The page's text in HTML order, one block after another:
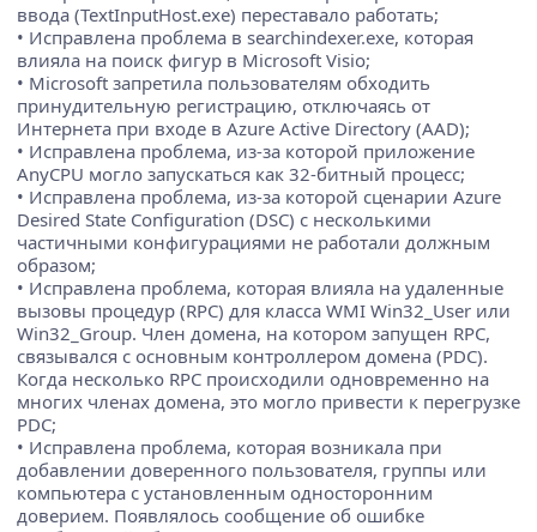
ввода (TextInputHost.exe) переставало работать;
• Исправлена проблема в searchindexer.exe, которая
влияла на поиск фигур в Microsoft Visio;
• Microsoft запретила пользователям обходить
принудительную регистрацию, отключаясь от
Интернета при входе в Azure Active Directory (AAD);
• Исправлена проблема, из-за которой приложение
AnyCPU могло запускаться как 32-битный процесс;
• Исправлена проблема, из-за которой сценарии Azure
Desired State Configuration (DSC) с несколькими
частичными конфигурациями не работали должным
образом;
• Исправлена проблема, которая влияла на удаленные
вызовы процедур (RPC) для класса WMI Win32_User или
Win32_Group. Член домена, на котором запущен RPC,
связывался с основным контроллером домена (PDC).
Когда несколько RPC происходили одновременно на
многих членах домена, это могло привести к перегрузке
PDC;
• Исправлена проблема, которая возникала при
добавлении доверенного пользователя, группы или
компьютера с установленным односторонним
доверием. Появлялось сообщение об ошибке